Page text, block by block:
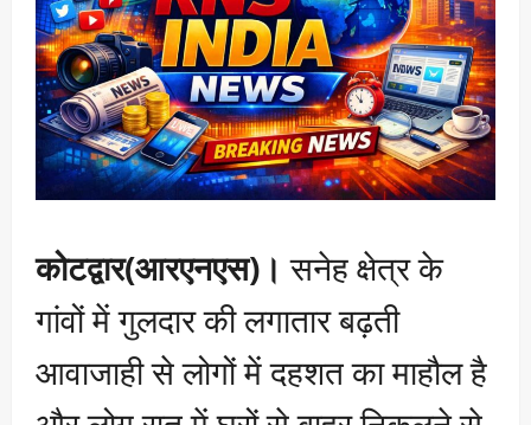
कोटद्वार(आरएनएस)। सनेह क्षेत्र के
गांवों में गुलदार की लगातार बढ़ती
आवाजाही से लोगों में दहशत का माहौल है